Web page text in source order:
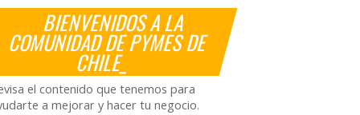
BIENVENIDOS A LA
COMUNIDAD DE PYMES DE
CHILE_
el contenido que tenemos para
a mejorar y hacer tu negocio.